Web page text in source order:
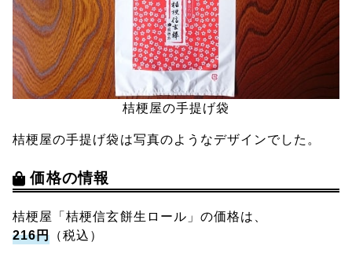
桔梗屋の手提げ袋
桔梗屋の手提げ袋は写真のようなデザインでした。
価格の情報
桔梗屋「桔梗信玄餅生ロール」の価格は、
216円 （税込）